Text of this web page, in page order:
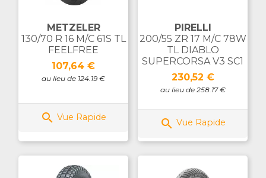
METZELER
130/70 R 16 M/C 61S TL
FEELFREE
Prix
107,64 €
au lieu de 124.19 €
 Vue Rapide
PIRELLI
200/55 ZR 17 M/C 78W
TL DIABLO
SUPERCORSA V3 SC1
Prix
230,52 €
au lieu de 258.17 €
 Vue Rapide